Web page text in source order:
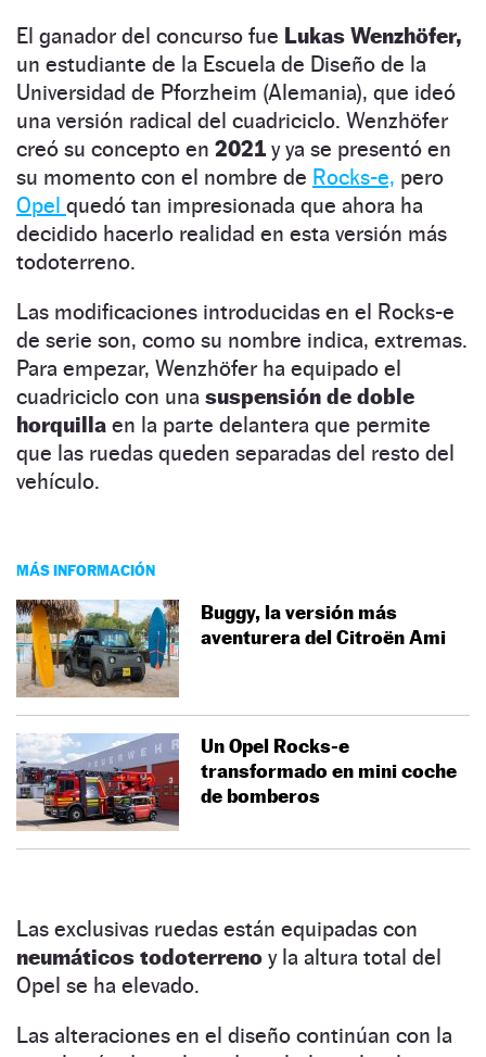
El ganador del concurso fue Lukas Wenzhöfer,
un estudiante de la Escuela de Diseño de la
Universidad de Pforzheim (Alemania), que ideó
una versión radical del cuadriciclo. Wenzhöfer
creó su concepto en 2021 y ya se presentó en
su momento con el nombre de Rocks-e, pero
Opel quedó tan impresionada que ahora ha
decidido hacerlo realidad en esta versión más
todoterreno.
Las modificaciones introducidas en el Rocks-e
de serie son, como su nombre indica, extremas.
Para empezar, Wenzhöfer ha equipado el
cuadriciclo con una suspensión de doble
horquilla en la parte delantera que permite
que las ruedas queden separadas del resto del
vehículo.
MÁS INFORMACIÓN
Buggy, la versión más
aventurera del Citroën Ami
Un Opel Rocks-e
transformado en mini coche
de bomberos
Las exclusivas ruedas están equipadas con
neumáticos todoterreno y la altura total del
Opel se ha elevado.
Las alteraciones en el diseño continúan con la